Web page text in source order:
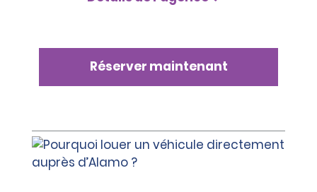
Réserver maintenant